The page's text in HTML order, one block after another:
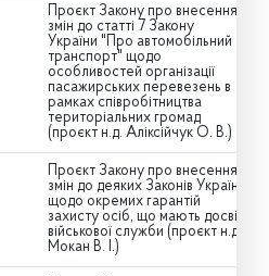
Проєкт Закону про внесення
змін до статті 7 Закону
України "Про автомобільний
транспорт" щодо
особливостей організації
пасажирських перевезень в
рамках співробітництва
територіальних громад
(проєкт н.д. Аліксійчук О. В.)
Проєкт Закону про внесення
змін до деяких Законів України
щодо окремих гарантій
захисту осіб, що мають досвід
військової служби (проєкт н.д.
Мокан В. І.)